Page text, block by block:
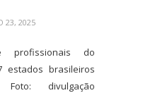
23, 2025
profissionais do
estados brasileiros
divulgação